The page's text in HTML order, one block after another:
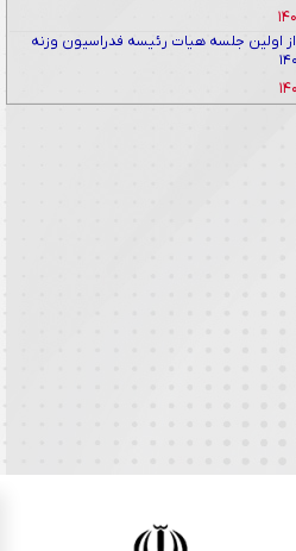
اولین جلسه هیات رئیسه فدراسیون وزنه